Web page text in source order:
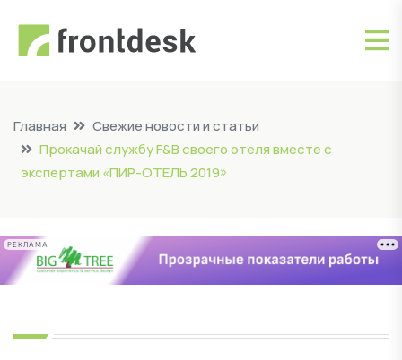
Главная
Свежие новости и статьи
Прокачай службу F&B своего отеля вместе с
экспертами «ПИР-ОТЕЛЬ 2019»
РЕКЛАМА